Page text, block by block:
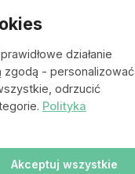
działanie
zgodą - personalizować
odrzucić
Polityka
Akceptuj wszystkie